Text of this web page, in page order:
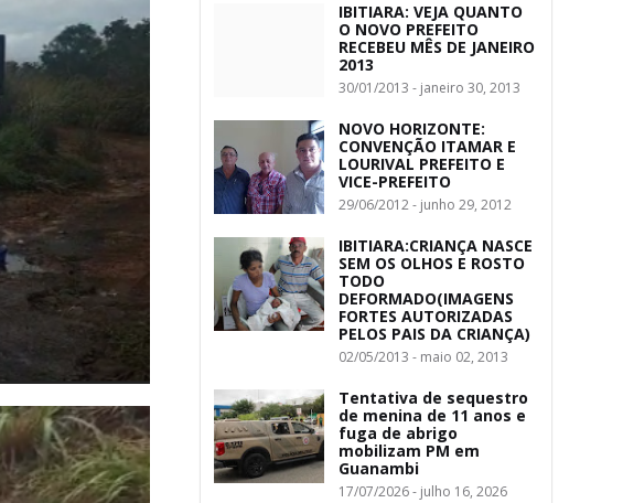
IBITIARA: VEJA QUANTO
O NOVO PREFEITO
RECEBEU MÊS DE JANEIRO
2013
30/01/2013 - janeiro 30, 2013
NOVO HORIZONTE:
CONVENÇÃO ITAMAR E
LOURIVAL PREFEITO E
VICE-PREFEITO
29/06/2012 - junho 29, 2012
IBITIARA:CRIANÇA NASCE
SEM OS OLHOS E ROSTO
TODO
DEFORMADO(IMAGENS
FORTES AUTORIZADAS
PELOS PAIS DA CRIANÇA)
02/05/2013 - maio 02, 2013
Tentativa de sequestro
de menina de 11 anos e
fuga de abrigo
mobilizam PM em
Guanambi
17/07/2026 - julho 16, 2026